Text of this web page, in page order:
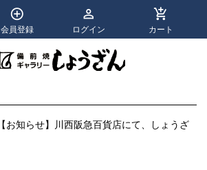
会員登録 ログイン カート
【お知らせ】川西阪急百貨店にて、しょうざ